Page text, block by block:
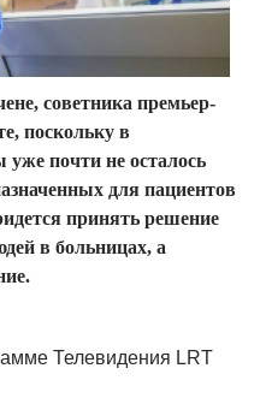
советника премьер-
поскольку в
почти не осталось
для пациентов
принять решение
в больницах, а
Телевидения LRT